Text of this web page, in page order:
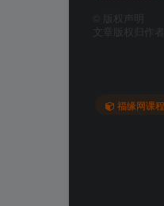
版权声明
文章版权归作
福缘网课程